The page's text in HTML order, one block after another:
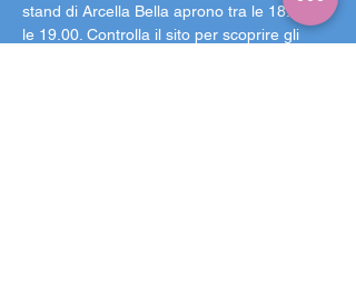
stand di Arcella Bella aprono tra le 18.00 e
le 19.00. Controlla il sito per scoprire gli